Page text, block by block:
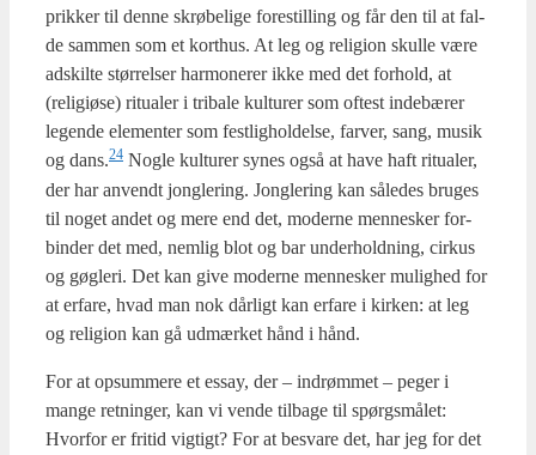
prik­ker til den­ne skrø­be­li­ge fore­stil­ling og får den til at fal­
de sam­men som et kort­hus. At leg og reli­gion skul­le være
adskil­te stør­rel­ser har­mone­rer ikke med det for­hold, at
(reli­gi­øse) ritu­a­ler i tri­ba­le kul­tu­rer som oftest inde­bæ­rer
legen­de ele­men­ter som fest­lig­hol­del­se, far­ver, sang, musik
og dans.24 Nog­le kul­tu­rer synes også at have haft ritu­a­ler,
der har anvendt jong­le­ring. Jong­le­ring kan såle­des bru­ges
til noget andet og mere end det, moder­ne men­ne­sker for­
bin­der det med, nem­lig blot og bar under­hold­ning, cir­kus
og gøg­le­ri. Det kan give moder­ne men­ne­sker mulig­hed for
at erfa­re, hvad man nok dår­ligt kan erfa­re i kir­ken: at leg
og reli­gion kan gå udmær­ket hånd i hånd.
For at opsum­me­re et essay, der – indrøm­met – peger i
man­ge ret­nin­ger, kan vi ven­de til­ba­ge til spørgs­må­let:
Hvor­for er fri­tid vig­tigt? For at besva­re det, har jeg for det